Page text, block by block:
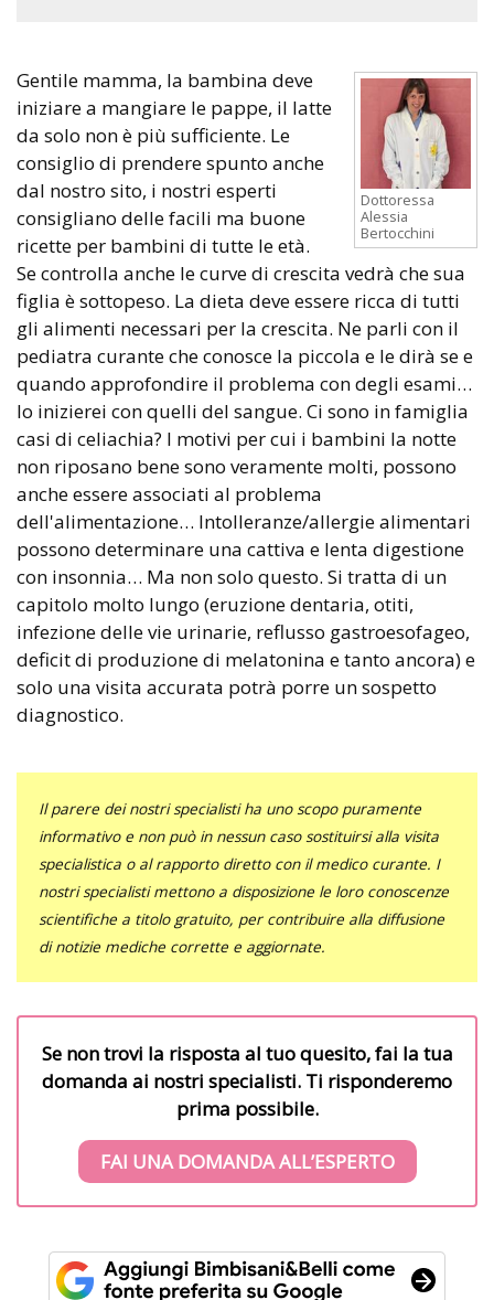
Dottoressa
Alessia
Bertocchini
Gentile mamma, la bambina deve
iniziare a mangiare le pappe, il latte
da solo non è più sufficiente. Le
consiglio di prendere spunto anche
dal nostro sito, i nostri esperti
consigliano delle facili ma buone
ricette per bambini di tutte le età.
Se controlla anche le curve di crescita vedrà che sua
figlia è sottopeso. La dieta deve essere ricca di tutti
gli alimenti necessari per la crescita. Ne parli con il
pediatra curante che conosce la piccola e le dirà se e
quando approfondire il problema con degli esami…
Io inizierei con quelli del sangue. Ci sono in famiglia
casi di celiachia? I motivi per cui i bambini la notte
non riposano bene sono veramente molti, possono
anche essere associati al problema
dell'alimentazione… Intolleranze/allergie alimentari
possono determinare una cattiva e lenta digestione
con insonnia… Ma non solo questo. Si tratta di un
capitolo molto lungo (eruzione dentaria, otiti,
infezione delle vie urinarie, reflusso gastroesofageo,
deficit di produzione di melatonina e tanto ancora) e
solo una visita accurata potrà porre un sospetto
diagnostico.
Il parere dei nostri specialisti ha uno scopo puramente
informativo e non può in nessun caso sostituirsi alla visita
specialistica o al rapporto diretto con il medico curante. I
nostri specialisti mettono a disposizione le loro conoscenze
scientifiche a titolo gratuito, per contribuire alla diffusione
di notizie mediche corrette e aggiornate.
Se non trovi la risposta al tuo quesito, fai la tua
domanda ai nostri specialisti. Ti risponderemo
prima possibile.
FAI UNA DOMANDA ALL’ESPERTO